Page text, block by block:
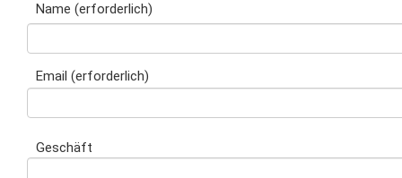
Name (erforderlich)
Email (erforderlich)
Geschäft